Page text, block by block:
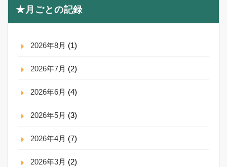
★月ごとの記録
2026年8月 (1)
2026年7月 (2)
2026年6月 (4)
2026年5月 (3)
2026年4月 (7)
2026年3月 (2)